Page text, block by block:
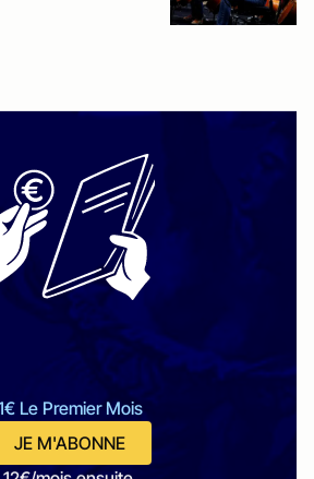
Le Premier Mois
JE M'ABONNE